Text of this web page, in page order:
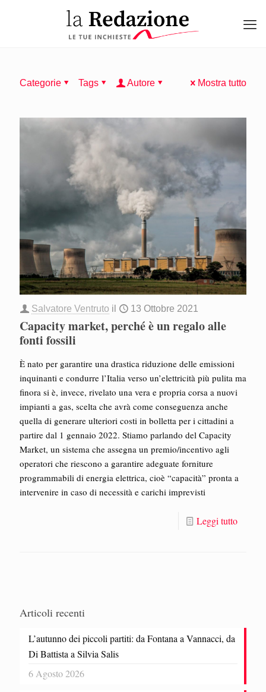
Categorie Tags Autore Mostra tutto
Salvatore Ventruto il 13 Ottobre 2021
Capacity market, perché è un regalo alle
fonti fossili
È nato per garantire una drastica riduzione delle emissioni
inquinanti e condurre l’Italia verso un’elettricità più pulita ma
finora si è, invece, rivelato una vera e propria corsa a nuovi
impianti a gas, scelta che avrà come conseguenza anche
quella di generare ulteriori costi in bolletta per i cittadini a
partire dal 1 gennaio 2022. Stiamo parlando del Capacity
Market, un sistema che assegna un premio/incentivo agli
operatori che riescono a garantire adeguate forniture
programmabili di energia elettrica, cioè “capacità” pronta a
intervenire in caso di necessità e carichi imprevisti
Leggi tutto
Articoli recenti
L’autunno dei piccoli partiti: da Fontana a Vannacci, da
Di Battista a Silvia Salis
6 Agosto 2026